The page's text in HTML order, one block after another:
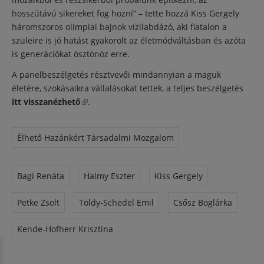
hosszútávú sikereket fog hozni” – tette hozzá Kiss Gergely
háromszoros olimpiai bajnok vízilabdázó, aki fiatalon a
szüleire is jó hatást gyakorolt az életmódváltásban és azóta
is generációkat ösztönöz erre.
A panelbeszélgetés résztvevői mindannyian a maguk
életére, szokásaikra vállalásokat tettek, a teljes beszélgetés
itt visszanézhető(külső hivatkozás)
.
Élhető Hazánkért Társadalmi Mozgalom
Bagi Renáta Halmy Eszter Kiss Gergely
Petke Zsolt Toldy-Schedel Emil Csősz Boglárka
Kende-Hofherr Krisztina